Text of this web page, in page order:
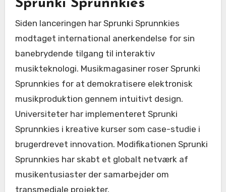
Sprunki Sprunnkies
Siden lanceringen har Sprunki Sprunnkies
modtaget international anerkendelse for sin
banebrydende tilgang til interaktiv
musikteknologi. Musikmagasiner roser Sprunki
Sprunnkies for at demokratisere elektronisk
musikproduktion gennem intuitivt design.
Universiteter har implementeret Sprunki
Sprunnkies i kreative kurser som case-studie i
brugerdrevet innovation. Modifikationen Sprunki
Sprunnkies har skabt et globalt netværk af
musikentusiaster der samarbejder om
transmediale projekter.